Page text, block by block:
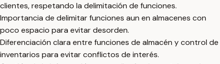
clientes, respetando la delimitación de funciones.
Importancia de delimitar funciones aun en almacenes con
poco espacio para evitar desorden.
Diferenciación clara entre funciones de almacén y control de
inventarios para evitar conflictos de interés.